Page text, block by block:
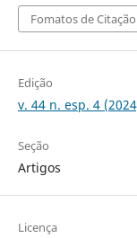
Fomatos de Citação
Edição
v. 44 n. esp. 4
Seção
Artigos
Licença